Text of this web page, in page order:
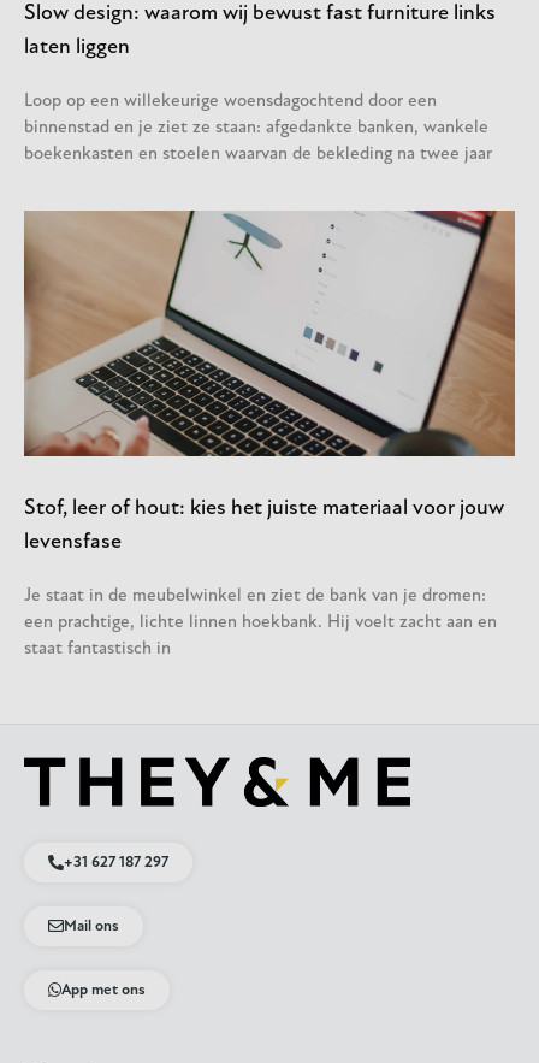
Slow design: waarom wij bewust fast furniture links
laten liggen
Loop op een willekeurige woensdagochtend door een
binnenstad en je ziet ze staan: afgedankte banken, wankele
boekenkasten en stoelen waarvan de bekleding na twee jaar
Stof, leer of hout: kies het juiste materiaal voor jouw
levensfase
Je staat in de meubelwinkel en ziet de bank van je dromen:
een prachtige, lichte linnen hoekbank. Hij voelt zacht aan en
staat fantastisch in
+31 627 187 297
Mail ons
App met ons